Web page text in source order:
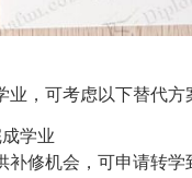
业，可考虑以下替代方
学业‌
补修机会，可申请转